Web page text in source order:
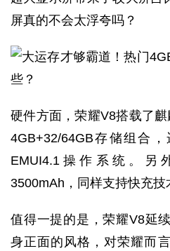
屏真的不会太浮夸吗？
硬件方面，荣耀V8搭载了
4GB+32/64GB存储组合
EMUI4.1操作系统。另
3500mAh，同样支持快充技
值得一提的是，荣耀V8延
身正面的风格，对荣耀而